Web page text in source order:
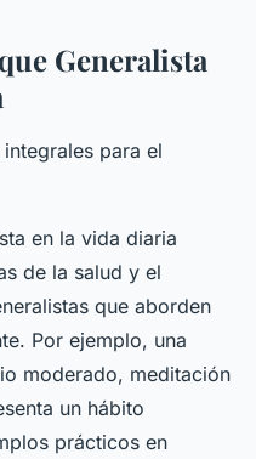
Generalista
para el
en la vida diaria
de la salud y el
que aborden
Por ejemplo, una
moderado, meditación
un hábito
prácticos en